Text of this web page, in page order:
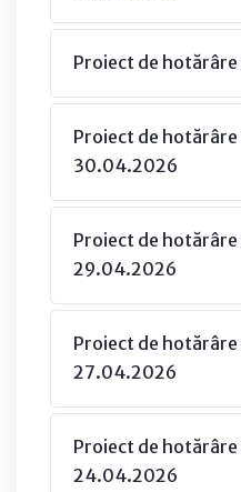
Proiect de
Proiect de hotărâre
30.04.2026
Proiect de hotărâre
29.04.2026
Proiect de hotărâre
27.04.2026
Proiect de hotărâre
24.04.2026